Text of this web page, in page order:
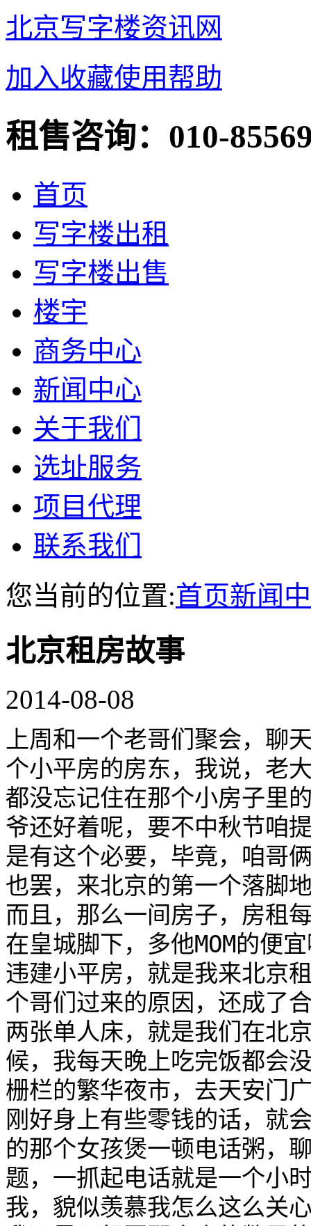
北京写字楼资讯网
加入收藏使用帮助
租售咨询： 010-
首页
写字楼出租
写字楼出售
楼宇
商务中心
新闻中心
关于我们
选址服务
项目代理
联系我们
您当前的位置:首页新闻
北京租房故事
2014-08-08
上周和一个老哥们聚会，聊
个小平房的房东，我说，老
都没忘记住在那个小房子里
爷还好着呢，要不中秋节咱
是有这个必要，毕竟，咱哥
也罢，来北京的第一个落脚
而且，那么一间房子，房租
在皇城脚下，多他MOM的便
违建小平房，就是我来北京
个哥们过来的原因，还成了
两张单人床，就是我们在北
候，我每天晚上吃完饭都会
栅栏的繁华夜市，去天安门
刚好身上有些零钱的话，就
的那个女孩煲一顿电话粥，
题，一抓起电话就是一个小
我，貌似羡慕我怎么这么关